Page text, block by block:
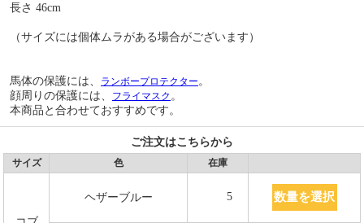
長さ 46cm
（サイズには個体ムラがある場合がございます）
馬体の保護には、 ランボープロテクター 。
顔周りの保護には、
フライマスク 。
本商品と合わせておすすめです。
ご注文はこちらから
サイズ 色 在庫
ヘザーブルー 5 数量を選択